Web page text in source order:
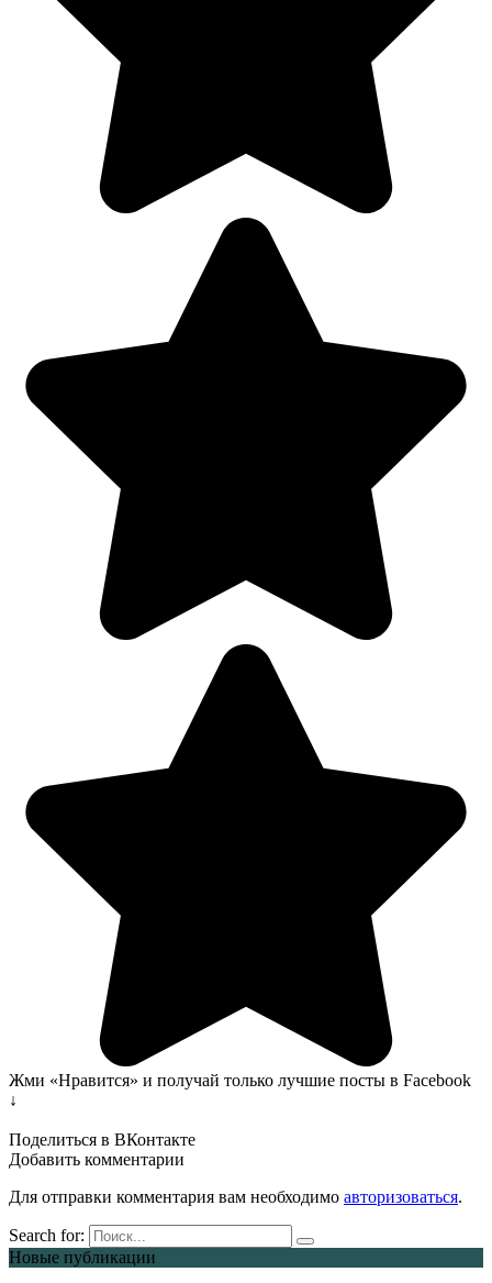
Жми «Нравится» и получай только лучшие посты в Facebook
↓
Поделиться в ВКонтакте
Добавить комментарии
Для отправки комментария вам необходимо авторизоваться.
Search for:
Новые публикации